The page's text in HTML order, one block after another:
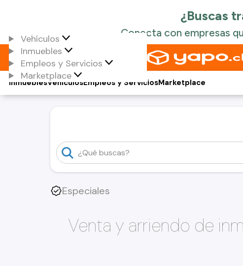
Vehículos
Inmuebles
Empleos y Servicios
Marketplace
Vehículos
Inmuebles Empleos y ServiciosMarketplace
Especiales
Venta y arriendo de